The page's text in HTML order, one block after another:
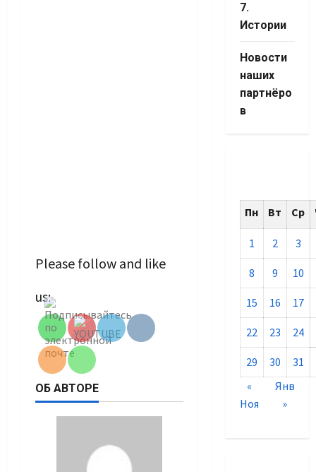
Please follow and like
us:Channel ID
ОБ АВТОРЕ
7.
Истории
Новости
наших
партнёро
в
Пн Вт Ср
1 2 3
8 9 10
15 16 17
22 23 24
29 30
31
«
Ноя
Янв
»